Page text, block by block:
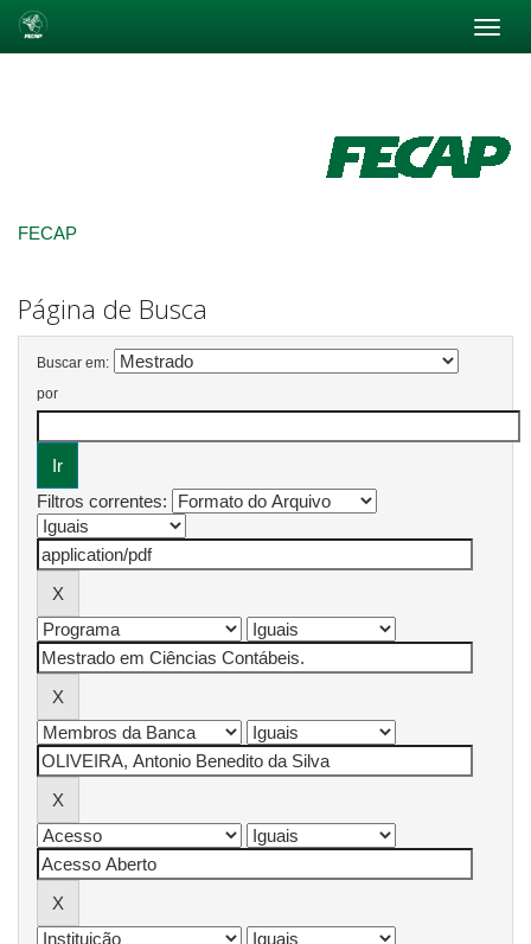
FECAP
Página de Busca
Buscar em:
por
Filtros correntes: